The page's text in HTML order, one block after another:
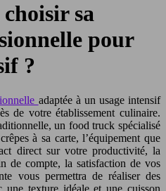
sa
pour
?
adaptée à un usage intensif
de votre établissement culinaire.
un food truck spécialisé
à sa carte, l’équipement que
direct sur votre productivité, la
de compte, la satisfaction de vos
vous permettra de réaliser des
une texture idéale et une cuisson